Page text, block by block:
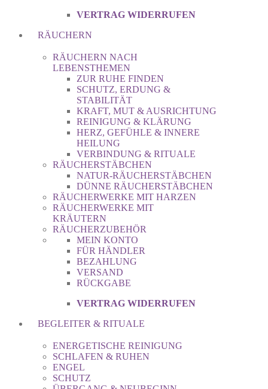
VERTRAG WIDERRUFEN
RÄUCHERN
RÄUCHERN NACH
LEBENSTHEMEN
ZUR RUHE FINDEN
SCHUTZ, ERDUNG &
STABILITÄT
KRAFT, MUT & AUSRICHTUNG
REINIGUNG & KLÄRUNG
HERZ, GEFÜHLE & INNERE
HEILUNG
VERBINDUNG & RITUALE
RÄUCHERSTÄBCHEN
NATUR-RÄUCHERSTÄBCHEN
DÜNNE RÄUCHERSTÄBCHEN
RÄUCHERWERKE MIT HARZEN
RÄUCHERWERKE MIT
KRÄUTERN
RÄUCHERZUBEHÖR
MEIN KONTO
FÜR HÄNDLER
BEZAHLUNG
VERSAND
RÜCKGABE
VERTRAG WIDERRUFEN
BEGLEITER & RITUALE
ENERGETISCHE REINIGUNG
SCHLAFEN & RUHEN
ENGEL
SCHUTZ